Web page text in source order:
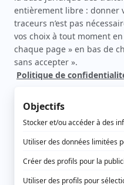
2001, Richard Therrien carbure à
TV Hebdo de 1996 à 2001. Sa